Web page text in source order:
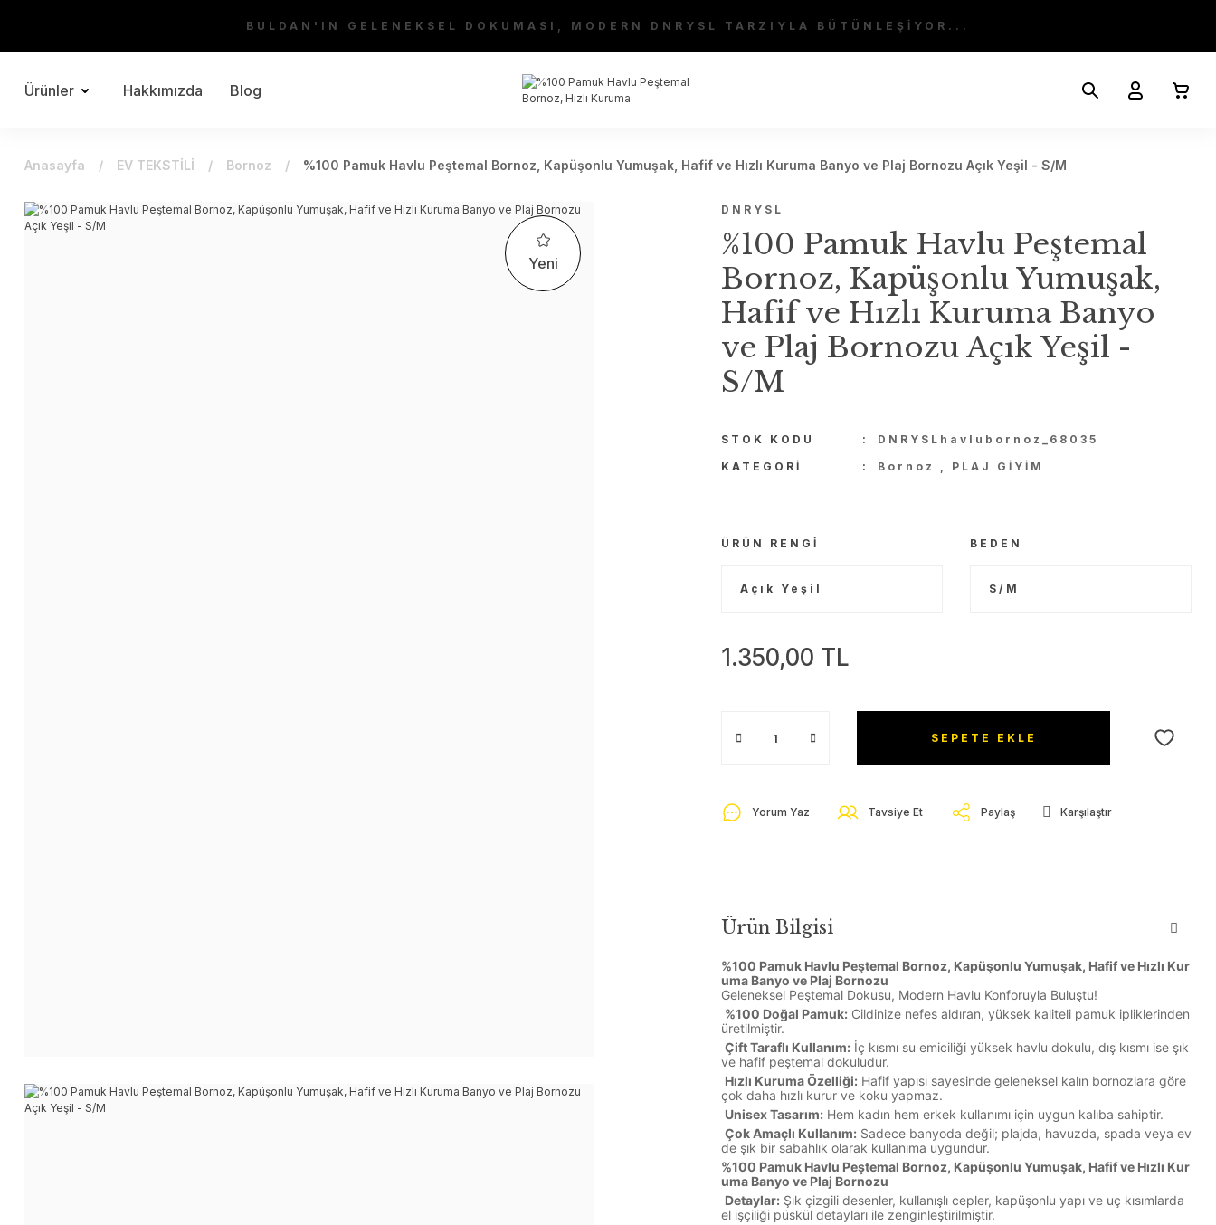
BULDAN'IN GELENEKSEL DOKUMASI, MODERN DNRYSL TARZIYLA BÜTÜNLEŞİYOR...
Ürünler Hakkımızda Blog
Anasayfa EV TEKSTİLİ Bornoz %100 Pamuk Havlu Peştemal Bornoz, Kapüşonlu Yumuşak, Hafif ve Hızlı Kuruma Banyo ve Plaj Bornozu Açık Yeşil - S/M
Yeni
DNRYSL
%100 Pamuk Havlu Peştemal
Bornoz, Kapüşonlu Yumuşak,
Hafif ve Hızlı Kuruma Banyo
ve Plaj Bornozu Açık Yeşil -
S/M
STOK KODU
DNRYSLhavlubornoz_68035
KATEGORI
Bornoz , PLAJ GİYİM
ÜRÜN RENGI BEDEN
1.350,00 TL
SEPETE EKLE
Yorum Yaz Tavsiye Et Paylaş Karşılaştır
Ürün Bilgisi
%100 Pamuk Havlu Peştemal Bornoz, Kapüşonlu Yumuşak, Hafif ve Hızlı Kur
uma Banyo ve Plaj Bornozu
Geleneksel Peştemal Dokusu, Modern Havlu Konforuyla Buluştu!
%100 Doğal Pamuk: Cildinize nefes aldıran, yüksek kaliteli pamuk ipliklerinden
üretilmiştir.
Çift Taraflı Kullanım: İç kısmı su emiciliği yüksek havlu dokulu, dış kısmı ise şık
ve hafif peştemal dokuludur.
Hızlı Kuruma Özelliği: Hafif yapısı sayesinde geleneksel kalın bornozlara göre
çok daha hızlı kurur ve koku yapmaz.
Unisex Tasarım: Hem kadın hem erkek kullanımı için uygun kalıba sahiptir.
Çok Amaçlı Kullanım: Sadece banyoda değil; plajda, havuzda, spada veya ev
de şık bir sabahlık olarak kullanıma uygundur.
%100 Pamuk Havlu Peştemal Bornoz, Kapüşonlu Yumuşak, Hafif ve Hızlı Kur
uma Banyo ve Plaj Bornozu
Detaylar: Şık çizgili desenler, kullanışlı cepler, kapüşonlu yapı ve uç kısımlarda
el işçiliği püskül detayları ile zenginleştirilmiştir.